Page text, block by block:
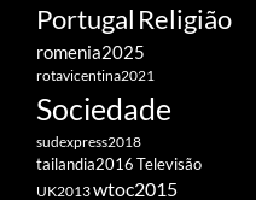
Portugal Religião
romenia2025
rotavicentina2021
Sociedade
sudexpress2018
tailandia2016Televisão
UK2013wtoc2015